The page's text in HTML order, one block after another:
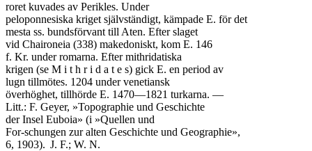
roret kuvades av Perikles. Under
peloponnesiska kriget självständigt, kämpade E. för det
mesta ss. bundsförvant till Aten. Efter slaget
vid Chaironeia (338) makedoniskt, kom E. 146
f. Kr. under romarna. Efter mithridatiska
krigen (se M i t h r i d a t e s) gick E. en period av
lugn tillmötes. 1204 under venetiansk
överhöghet, tillhörde E. 1470—1821 turkarna. —
Litt.: F. Geyer, »Topographie und Geschichte
der Insel Euboia» (i »Quellen und
For-schungen zur alten Geschichte und Geographie»,
6, 1903).	J. F.; W. N.